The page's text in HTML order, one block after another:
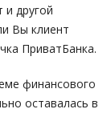
и другой
Вы клиент
ПриватБанка.
финансового
оставалась в